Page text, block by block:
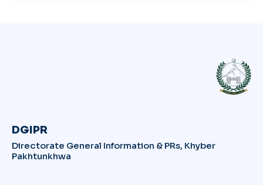
DGIPR
Directorate General Information & PRs, Khyber
Pakhtunkhwa